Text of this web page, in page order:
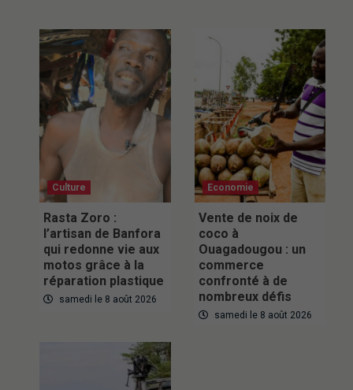
Culture
Rasta Zoro :
l’artisan de Banfora
qui redonne vie aux
motos grâce à la
réparation plastique
samedi le 8 août 2026
Economie
Vente de noix de
coco à
Ouagadougou : un
commerce
confronté à de
nombreux défis
samedi le 8 août 2026